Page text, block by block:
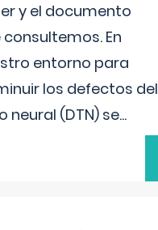
y el documento
consultemos. En
entorno para
los defectos del
neural (DTN) se...